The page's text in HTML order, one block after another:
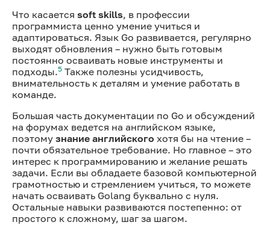
Что касается soft skills, в профессии
программиста ценно умение учиться и
адаптироваться. Язык Go развивается, регулярно
выходят обновления – нужно быть готовым
постоянно осваивать новые инструменты и
подходы.5 Также полезны усидчивость,
внимательность к деталям и умение работать в
команде.
Большая часть документации по Go и обсуждений
на форумах ведется на английском языке,
поэтому знание английского хотя бы на чтение –
почти обязательное требование. Но главное – это
интерес к программированию и желание решать
задачи. Если вы обладаете базовой компьютерной
грамотностью и стремлением учиться, то можете
начать осваивать Golang буквально с нуля.
Остальные навыки развиваются постепенно: от
простого к сложному, шаг за шагом.